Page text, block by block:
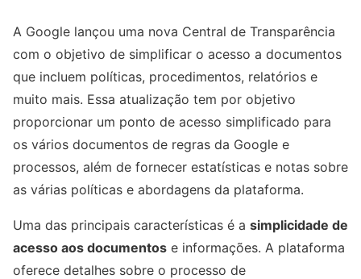
A Google lançou uma nova Central de Transparência
com o objetivo de simplificar o acesso a documentos
que incluem políticas, procedimentos, relatórios e
muito mais. Essa atualização tem por objetivo
proporcionar um ponto de acesso simplificado para
os vários documentos de regras da Google e
processos, além de fornecer estatísticas e notas sobre
as várias políticas e abordagens da plataforma.
Uma das principais características é a simplicidade de
acesso aos documentos e informações. A plataforma
oferece detalhes sobre o processo de